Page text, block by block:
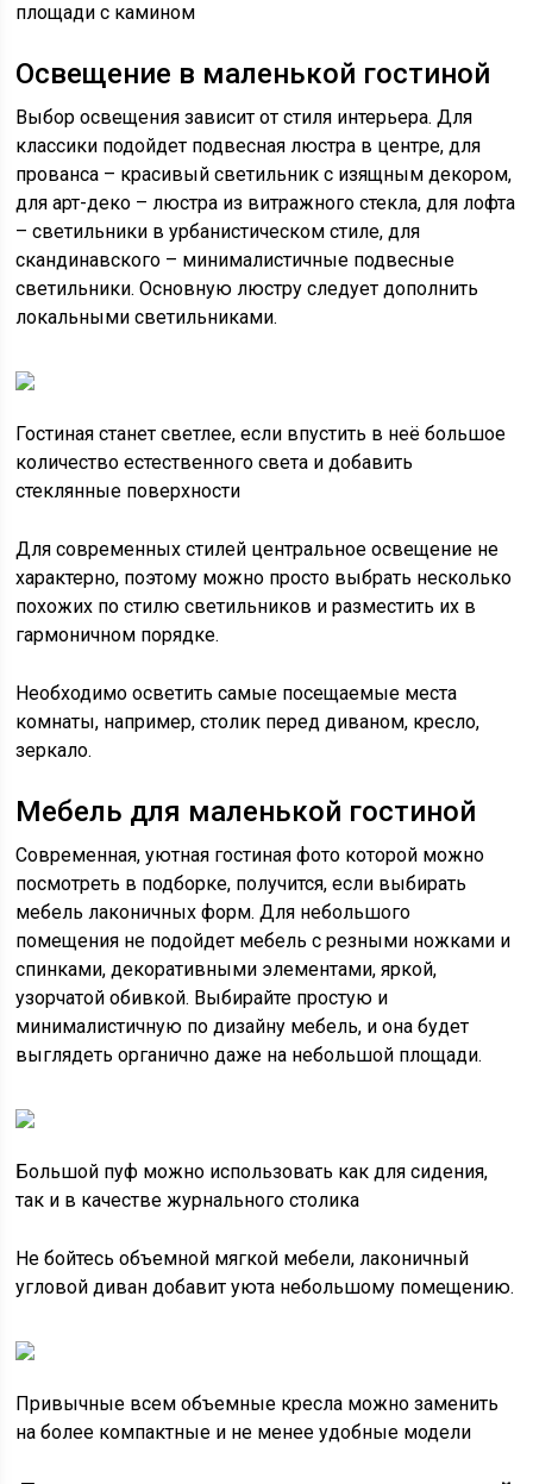
площади с камином
Освещение в маленькой гостиной
Выбор освещения зависит от стиля интерьера. Для
классики подойдет подвесная люстра в центре, для
прованса – красивый светильник с изящным декором,
для арт-деко – люстра из витражного стекла, для лофта
– светильники в урбанистическом стиле, для
скандинавского – минималистичные подвесные
светильники. Основную люстру следует дополнить
локальными светильниками.
Гостиная станет светлее, если впустить в неё большое
количество естественного света и добавить
стеклянные поверхности
Для современных стилей центральное освещение не
характерно, поэтому можно просто выбрать несколько
похожих по стилю светильников и разместить их в
гармоничном порядке.
Необходимо осветить самые посещаемые места
комнаты, например, столик перед диваном, кресло,
зеркало.
Мебель для маленькой гостиной
Современная, уютная гостиная фото которой можно
посмотреть в подборке, получится, если выбирать
мебель лаконичных форм. Для небольшого
помещения не подойдет мебель с резными ножками и
спинками, декоративными элементами, яркой,
узорчатой обивкой. Выбирайте простую и
минималистичную по дизайну мебель, и она будет
выглядеть органично даже на небольшой площади.
Большой пуф можно использовать как для сидения,
так и в качестве журнального столика
Не бойтесь объемной мягкой мебели, лаконичный
угловой диван добавит уюта небольшому помещению.
Привычные всем объемные кресла можно заменить
на более компактные и не менее удобные модели